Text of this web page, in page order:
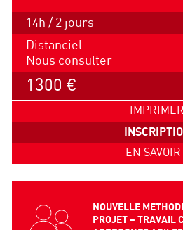
14h / 2 jours
Distanciel
Nous consulter
1300 €
IMPRIMER
EN SAVOIR
NOUVELLE
PROJET – TRAVAIL